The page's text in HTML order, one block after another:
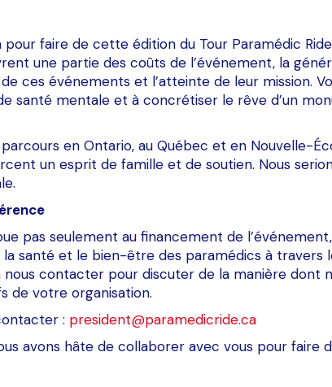
faire de cette édition du Tour Paramédic
une partie des coûts de l’événement, la
ces événements et l’atteinte de leur mission.
santé mentale et à concrétiser le rêve d’un
en Ontario, au Québec et en Nouvelle-
un esprit de famille et de soutien. Nous
pas seulement au financement de
santé et le bien-être des paramédics à travers
contacter pour discuter de la manière dont
de votre organisation.
: president@paramedicride.ca
avons hâte de collaborer avec vous pour faire